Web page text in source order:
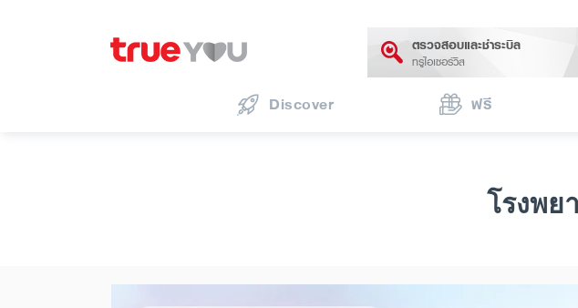
ตรวจสอบและชำระบิล
ทรูไอเซอร์วิส
Discover ฟรี
โรงพย